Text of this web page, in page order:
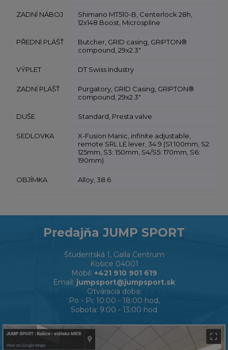
ZADNÍ NÁBOJ
Shimano MT510-B, Centerlock 28h,
12x148 Boost, Microspline
PŘEDNÍ PLÁŠŤ
Butcher, GRID casing, GRIPTON®
compound, 29x2.3"
VÝPLET DT Swiss Industry
ZADNÍ PLÁŠŤ
Purgatory, GRID Casing, GRIPTON®
compound, 29x2.3"
DUŠE Standard, Presta valve
SEDLOVKA
X-Fusion Manic, infinite adjustable,
remote SRL LE lever, 34.9 (S1:100mm, S2:
125mm, S3: 150mm, S4/S5: 170mm, S6:
190mm)
OBJÍMKA Alloy, 38.6
Predajňa JUMP SPORT
Študentská 1, Galla Centrum
Košice 04001
Mobil: +421 910 901 619
Email: jumpsport@jumpsport.sk
Otváracia doba:
Po - Pi: 10:00 - 18:00 hod,
Sobota: 9:00 - 13:00 hod